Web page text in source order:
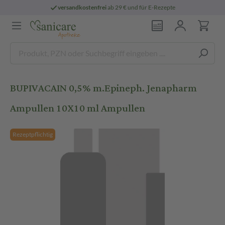
versandkostenfreiab 29 € und für E-Rezepte
BUPIVACAIN 0,5% m.Epineph. Jenapharm
Ampullen 10X10 ml Ampullen
Rezeptpflichtig